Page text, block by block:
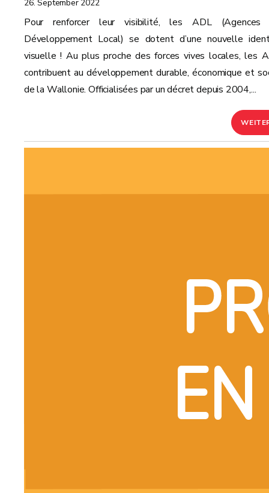
26. September 2022
Pour renforcer leur visibilité, les ADL (Agences
Développement Local) se dotent d’une nouvelle
visuelle ! Au plus proche des forces vives locales, les
contribuent au développement durable, économique et
de la Wallonie. Officialisées par un décret depuis 2004,...